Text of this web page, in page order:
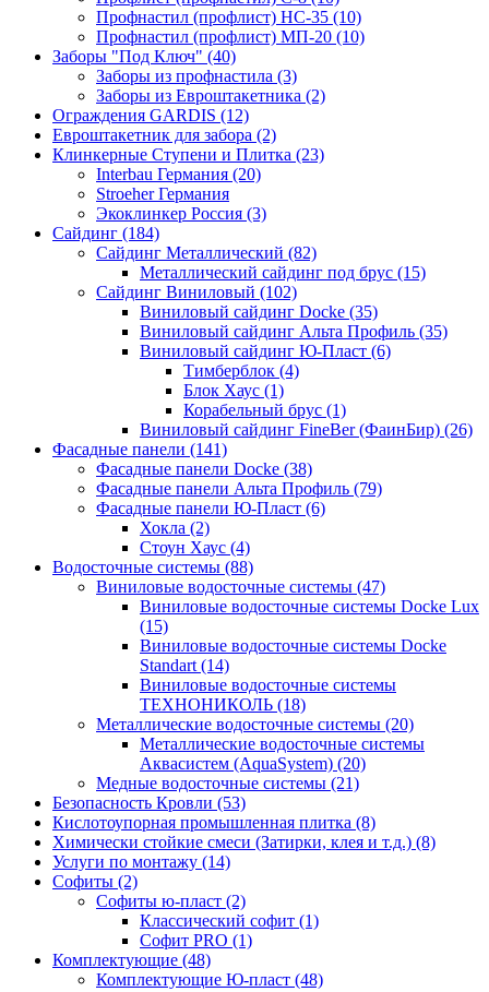
Профнастил (профлист) НС-35 (10)
Профнастил (профлист) МП-20 (10)
Заборы "Под Ключ" (40)
Заборы из профнастила (3)
Заборы из Евроштакетника (2)
Ограждения GARDIS (12)
Евроштакетник для забора (2)
Клинкерные Ступени и Плитка (23)
Interbau Германия (20)
Stroeher Германия
Экоклинкер Россия (3)
Сайдинг (184)
Сайдинг Металлический (82)
Металлический сайдинг под брус (15)
Сайдинг Виниловый (102)
Виниловый сайдинг Docke (35)
Виниловый сайдинг Альта Профиль (35)
Виниловый сайдинг Ю-Пласт (6)
Тимберблок (4)
Блок Хаус (1)
Корабельный брус (1)
Виниловый сайдинг FineBer (ФаинБир) (26)
Фасадные панели (141)
Фасадные панели Docke (38)
Фасадные панели Альта Профиль (79)
Фасадные панели Ю-Пласт (6)
Хокла (2)
Стоун Хаус (4)
Водосточные системы (88)
Виниловые водосточные системы (47)
Виниловые водосточные системы Docke Lux
(15)
Виниловые водосточные системы Docke
Standart (14)
Виниловые водосточные системы
ТЕХНОНИКОЛЬ (18)
Металлические водосточные системы (20)
Металлические водосточные системы
Аквасистем (AquaSystem) (20)
Медные водосточные системы (21)
Безопасность Кровли (53)
Кислотоупорная промышленная плитка (8)
Химически стойкие смеси (Затирки, клея и т.д.) (8)
Услуги по монтажу (14)
Софиты (2)
Софиты ю-пласт (2)
Классический софит (1)
Софит PRO (1)
Комплектующие (48)
Комплектующие Ю-пласт (48)